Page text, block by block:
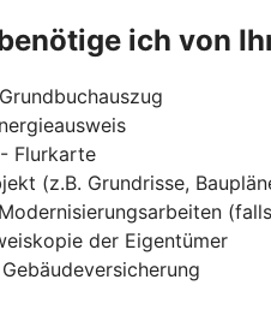
ich von
(z.B. Grundrisse,
(falls
der Eigentümer